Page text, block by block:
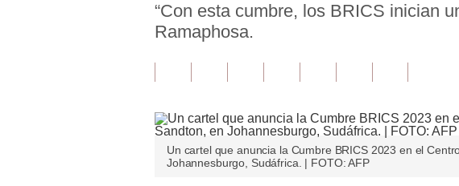
“Con esta cumbre, los BRICS inician
Ramaphosa.
Un cartel que anuncia la Cumbre BRICS 2023 en el
Johannesburgo, Sudáfrica. | FOTO: AFP